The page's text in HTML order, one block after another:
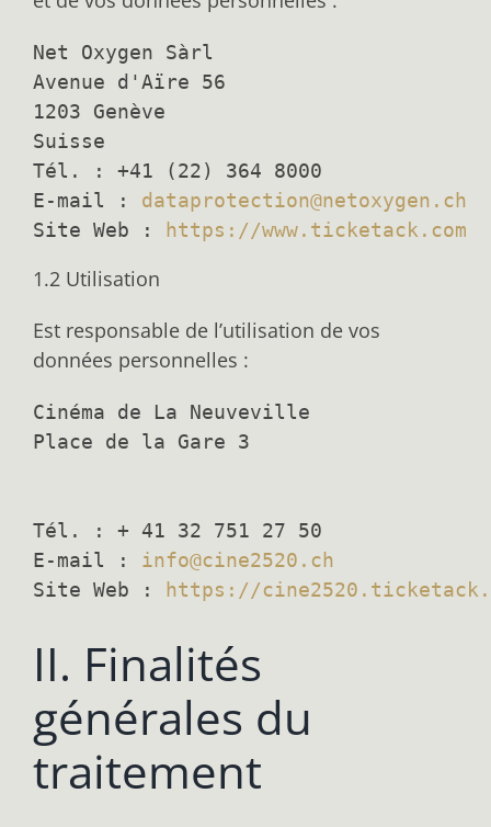
Net Oxygen Sàrl
Avenue d'Aïre 56
1203 Genève
Suisse
Tél. : +41 (22) 364 8000
E-mail : dataprotection@netoxygen.ch
Site Web :
https://www.ticketack.com
1.2 Utilisation
Est responsable de l’utilisation de vos
données personnelles :
Cinéma de La Neuveville
Place de la Gare 3
Tél. : + 41 32 751 27 50
E-mail : info@cine2520.ch
Site Web :
https://
II. Finalités
générales du
traitement